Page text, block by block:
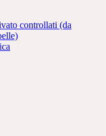
controllati (da